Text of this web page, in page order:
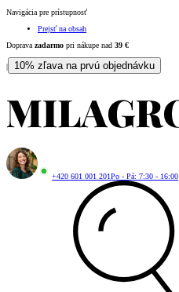
Navigácia pre prístupnosť
Prejsť na obsah
Doprava zadarmo pri nákupe nad 39 €
| 10% zľava na prvú objednávku
+420 601 001 201Po - Pá: 7:30 - 16:00